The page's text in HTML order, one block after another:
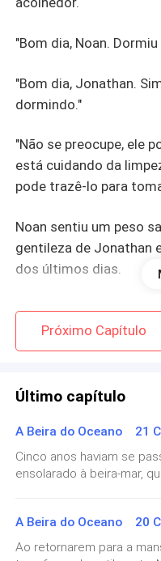
"Bom dia, Noan. Dormiu
"Bom dia, Jonathan.
dormindo."
"Não se preocupe, ele
está cuidando da
pode trazê-lo para
Noan sentiu um peso
gentileza de Jonathan
dos últimos dias.
"Muito obrigado. O
"Sim, ele geralmente
assim."
Jonathan explicou a
limpeza geral da casa,
cuidado com o jardim
clareza das instruções.
Enquanto limpava a
Próximo Capítulo
Último capítulo
Cinco anos haviam se
ensolarado à beira-mar,
pulsava agora com a vida
unida.Tian era um
Ao retornarem para a